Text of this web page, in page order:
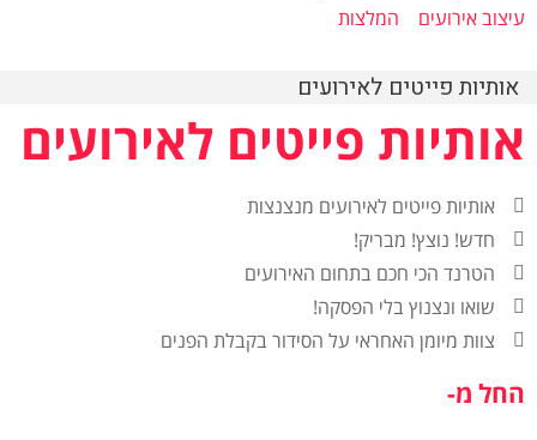
עיצוב אירועים
המלצות
אותיות פייטים לאירועים
אותיות פייטים לאירועים
אותיות פייטים לאירועים מנצנצות
חדש! נוצץ! מבריק!
הטרנד הכי חכם בתחום האירועים
שואו ונצנוץ בלי הפסקה!
צוות מיומן האחראי על הסידור בקבלת הפנים
החל מ-